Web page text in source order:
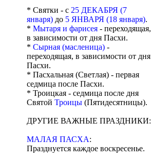
* Святки - с 25 ДЕКАБРЯ (7
января) до 5 ЯНВАРЯ (18 января).
* Мытаря и фарисея - переходящая,
в зависимости от дня Пасхи.
* Сырная (масленица) -
переходящая, в зависимости от дня
Пасхи.
* Пасхальная (Светлая) - первая
седмица после Пасхи.
* Троицкая - седмица после дня
Святой Троицы (Пятидесятницы).
ДРУГИЕ ВАЖНЫЕ ПРАЗДНИКИ:
МАЛАЯ ПАСХА:
Празднуется каждое воскресенье.